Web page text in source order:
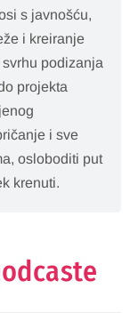
s javnošću,
i kreiranje
podizanja
projekta
i sve
osloboditi put
krenuti.